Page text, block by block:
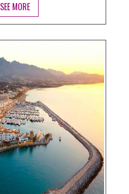
SEE MORE